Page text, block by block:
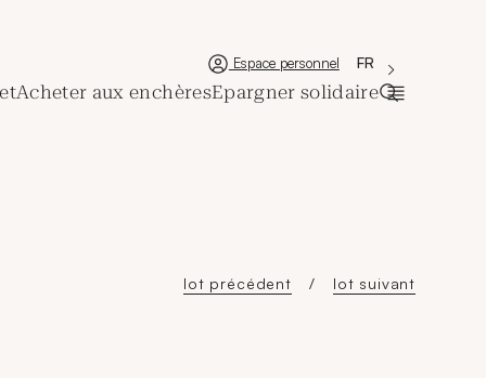
Nouvelle fenêtre
Espace personnel 'Choisir une
La langue
FR
Acheter aux enchèresEpargner solidaire
lot précédent lot suivant